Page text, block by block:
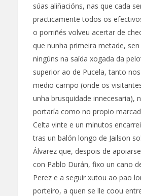
súas aliñacións, nas que cada
practicamente todos os
o porriñés volveu acertar de
que nunha primeira metade,
ningúns na saída xogada da
superior ao de Pucela, tanto
medio campo (onde os
unha brusquidade innecesaria),
portaría como no propio
Celta vinte e un minutos
tras un balón longo de Jailson
Álvarez que, despois de
con Pablo Durán, fixo un cano
Perez e a seguir xutou ao pao
porteiro, a quen se lle coou